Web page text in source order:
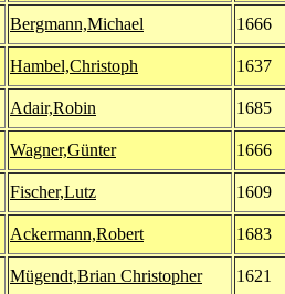
Bergmann,Michael 1666
Hambel,Christoph 1637
Adair,Robin 1685
Wagner,Günter 1666
Fischer,Lutz 1609
Ackermann,Robert 1683
Mügendt,Brian Christopher 1621